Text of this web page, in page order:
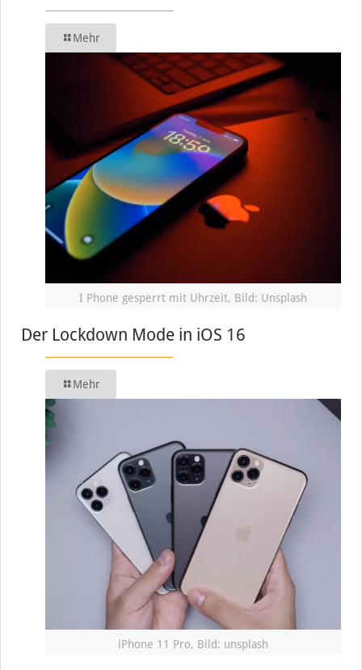
Mehr
I Phone gesperrt mit Uhrzeit, Bild: Unsplash
Der Lockdown Mode in iOS 16
Mehr
iPhone 11 Pro, Bild: unsplash